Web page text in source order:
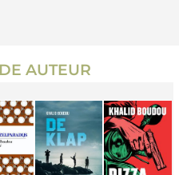
AUTEUR